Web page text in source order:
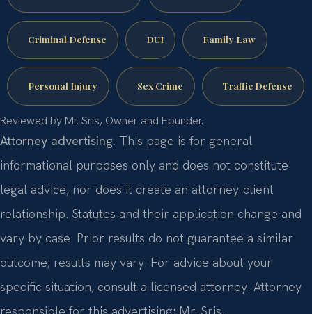
Criminal Defense DUI Family Law
Personal Injury Sex Crime Traffic Defense
Reviewed by Mr. Sris, Owner and Founder.
Attorney advertising. This page is for general
informational purposes only and does not constitute
legal advice, nor does it create an attorney-client
relationship. Statutes and their application change and
vary by case. Prior results do not guarantee a similar
outcome; results may vary. For advice about your
specific situation, consult a licensed attorney. Attorney